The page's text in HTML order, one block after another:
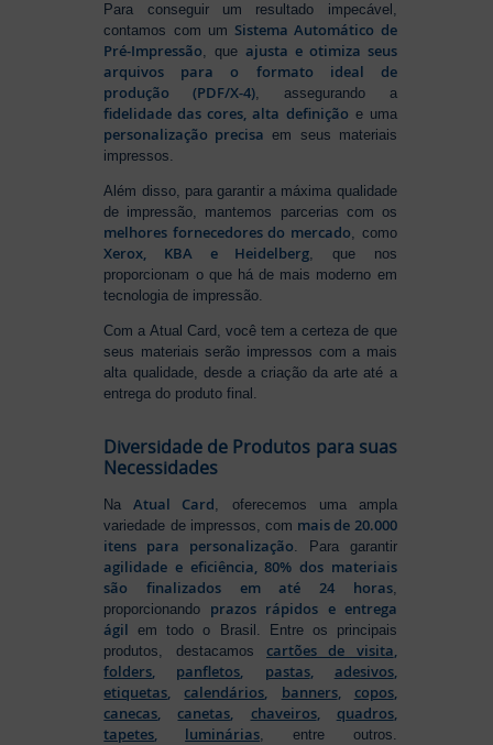
Para conseguir um resultado impecável,
contamos com um Sistema Automático de
Pré-Impressão, queajusta e otimiza seus
arquivos para o formato ideal de
produção (PDF/X-4), assegurando a
fidelidade das cores, alta definição e uma
personalização precisa em seus materiais
impressos.
Além disso, para garantir a máxima qualidade
de impressão, mantemos parcerias com os
melhores fornecedores do mercado, como
Xerox, KBA e Heidelberg, que nos
proporcionam o que há de mais moderno em
tecnologia de impressão.
Com a Atual Card, você tem a certeza de que
seus materiais serão impressos com a mais
alta qualidade, desde a criação da arte até a
entrega do produto final.
Diversidade de Produtos para suas
Necessidades
NaAtual Card , oferecemos uma ampla
variedade de impressos, com mais de 20.000
itens para personalização . Para garantir
agilidade e eficiência, 80% dos materiais
são finalizados em até 24 horas,
proporcionando prazos rápidos e entrega
ágil em todo o Brasil. Entre os principais
produtos, destacamos cartões de visita,
folders, panfletos, pastas, adesivos,
etiquetas,calendários, banners, copos,
canecas,canetas, chaveiros, quadros,
tapetes, luminárias , entre outros.